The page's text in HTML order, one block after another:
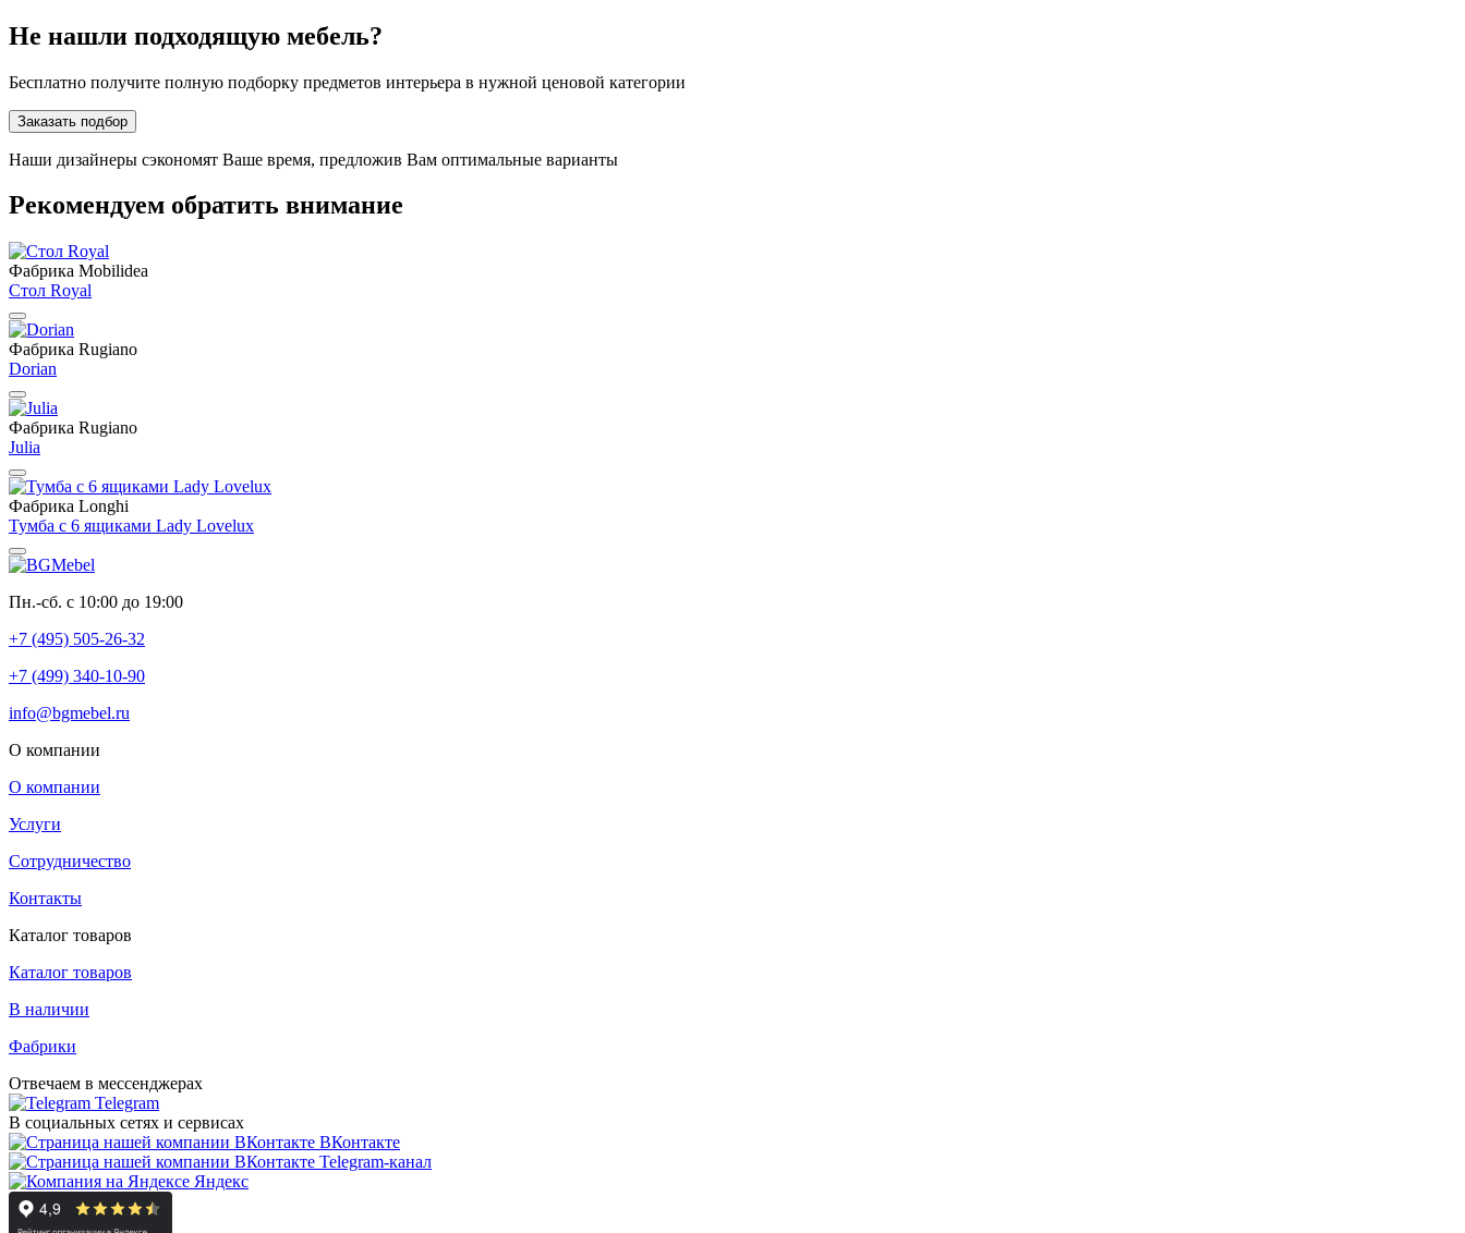
Не нашли подходящую мебель?
Бесплатно получите полную подборку предметов интерьера в нужной ценовой категории
Заказать подбор
Наши дизайнеры сэкономят Ваше время, предложив Вам оптимальные варианты
Рекомендуем обратить внимание
Фабрика Mobilidea
Стол Royal
Фабрика Rugiano
Dorian
Фабрика Rugiano
Julia
Фабрика Longhi
Тумба с 6 ящиками Lady Lovelux
Пн.-сб. с 10:00 до 19:00
+7 (495) 505-26-32
+7 (499) 340-10-90
info@bgmebel.ru
О компании
О компании
Услуги
Сотрудничество
Контакты
Каталог товаров
Каталог товаров
В наличии
Фабрики
Отвечаем в мессенджерах
Telegram
В социальных сетях и сервисах
ВКонтакте
Telegram-канал
Яндекс